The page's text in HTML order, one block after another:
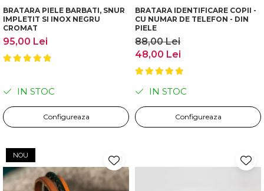
BRATARA PIELE BARBATI, SNUR
IMPLETIT SI INOX NEGRU
CROMAT
95,00 Lei
IN STOC
Configureaza
BRATARA IDENTIFICARE COPII -
CU NUMAR DE TELEFON - DIN
PIELE
88,00 Lei
48,00 Lei
IN STOC
Configureaza
NOU